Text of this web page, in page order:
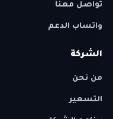
تواصل معنا
واتساب الدعم
الشركة
من نحن
التسعير